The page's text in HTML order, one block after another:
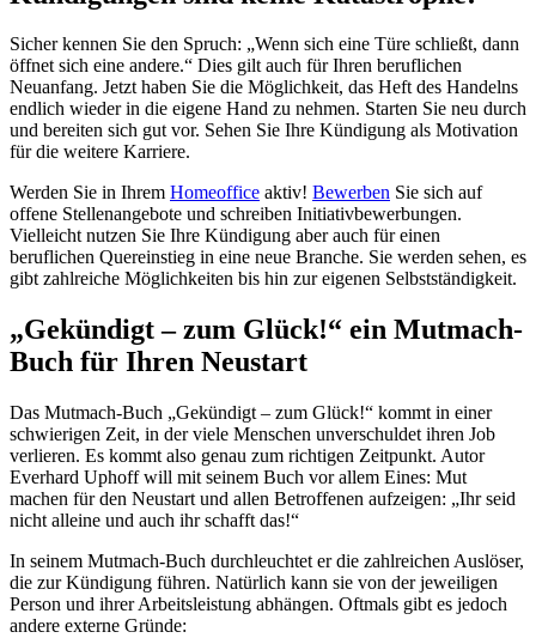
Sicher kennen Sie den Spruch: „Wenn sich eine Türe schließt, dann
öffnet sich eine andere.“ Dies gilt auch für Ihren beruflichen
Neuanfang. Jetzt haben Sie die Möglichkeit, das Heft des Handelns
endlich wieder in die eigene Hand zu nehmen. Starten Sie neu durch
und bereiten sich gut vor. Sehen Sie Ihre Kündigung als Motivation
für die weitere Karriere.
Werden Sie in Ihrem Homeoffice aktiv! Bewerben Sie sich auf
offene Stellenangebote und schreiben Initiativbewerbungen.
Vielleicht nutzen Sie Ihre Kündigung aber auch für einen
beruflichen Quereinstieg in eine neue Branche. Sie werden sehen, es
gibt zahlreiche Möglichkeiten bis hin zur eigenen Selbstständigkeit.
„Gekündigt – zum Glück!“ ein Mutmach-
Buch für Ihren Neustart
Das Mutmach-Buch „Gekündigt – zum Glück!“ kommt in einer
schwierigen Zeit, in der viele Menschen unverschuldet ihren Job
verlieren. Es kommt also genau zum richtigen Zeitpunkt. Autor
Everhard Uphoff will mit seinem Buch vor allem Eines: Mut
machen für den Neustart und allen Betroffenen aufzeigen: „Ihr seid
nicht alleine und auch ihr schafft das!“
In seinem Mutmach-Buch durchleuchtet er die zahlreichen Auslöser,
die zur Kündigung führen. Natürlich kann sie von der jeweiligen
Person und ihrer Arbeitsleistung abhängen. Oftmals gibt es jedoch
andere externe Gründe: